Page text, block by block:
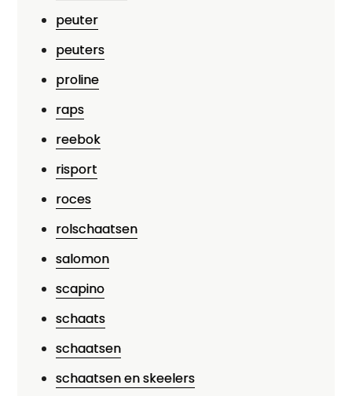
peuter
peuters
proline
raps
reebok
risport
roces
rolschaatsen
salomon
scapino
schaats
schaatsen
schaatsen en skeelers